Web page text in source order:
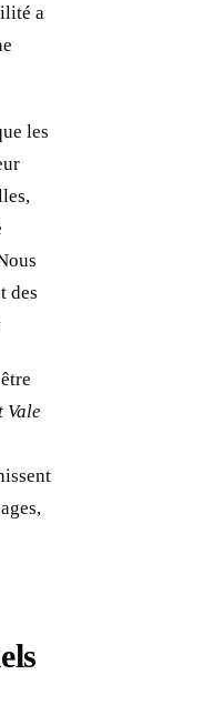
a
les
des
Vale